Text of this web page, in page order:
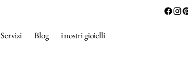
Servizi Blog i nostri gioielli